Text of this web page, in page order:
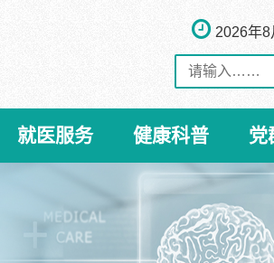
2026年8
就医服务 健康科普 党